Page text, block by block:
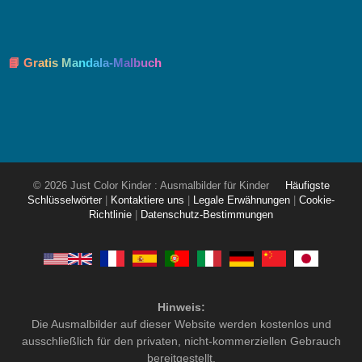
📘 Gratis Mandala-Malbuch
© 2026 Just Color Kinder : Ausmalbilder für Kinder
Häufigste
Schlüsselwörter
Kontaktiere uns Legale Erwähnungen
Cookie-
Richtlinie
Datenschutz-Bestimmungen
Hinweis:
Die Ausmalbilder auf dieser Website werden kostenlos und
ausschließlich für den privaten, nicht-kommerziellen Gebrauch
bereitgestellt.